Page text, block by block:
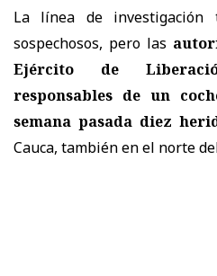
La línea de investigación
sospechosos, pero las
Ejército de
responsables de un
semana pasada diez
Cauca, también en el norte